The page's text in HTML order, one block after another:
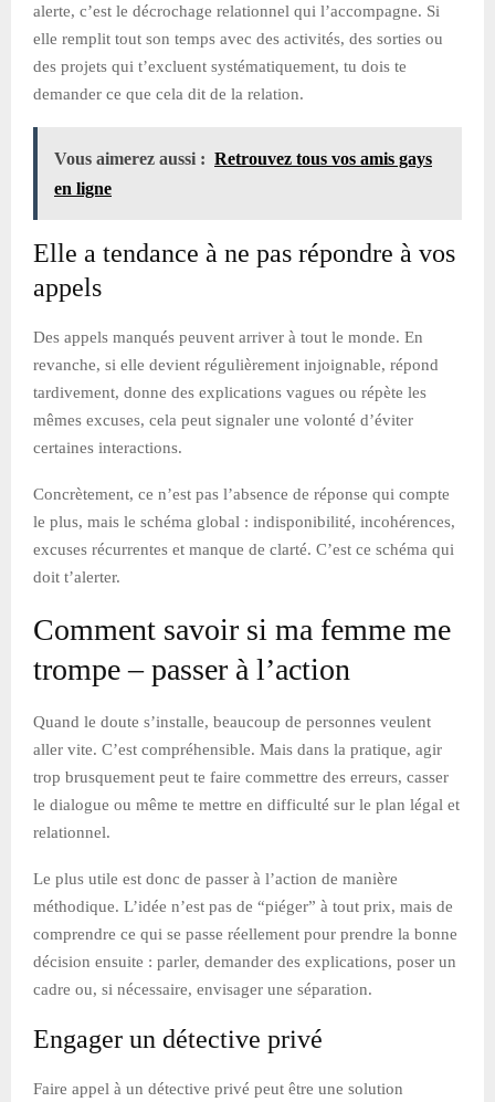
alerte, c’est le décrochage relationnel qui l’accompagne. Si
elle remplit tout son temps avec des activités, des sorties ou
des projets qui t’excluent systématiquement, tu dois te
demander ce que cela dit de la relation.
Vous aimerez aussi : Retrouvez tous vos amis gays
en ligne
Elle a tendance à ne pas répondre à vos
appels
Des appels manqués peuvent arriver à tout le monde. En
revanche, si elle devient régulièrement injoignable, répond
tardivement, donne des explications vagues ou répète les
mêmes excuses, cela peut signaler une volonté d’éviter
certaines interactions.
Concrètement, ce n’est pas l’absence de réponse qui compte
le plus, mais le schéma global : indisponibilité, incohérences,
excuses récurrentes et manque de clarté. C’est ce schéma qui
doit t’alerter.
Comment savoir si ma femme me
trompe – passer à l’action
Quand le doute s’installe, beaucoup de personnes veulent
aller vite. C’est compréhensible. Mais dans la pratique, agir
trop brusquement peut te faire commettre des erreurs, casser
le dialogue ou même te mettre en difficulté sur le plan légal et
relationnel.
Le plus utile est donc de passer à l’action de manière
méthodique. L’idée n’est pas de “piéger” à tout prix, mais de
comprendre ce qui se passe réellement pour prendre la bonne
décision ensuite : parler, demander des explications, poser un
cadre ou, si nécessaire, envisager une séparation.
Engager un détective privé
Faire appel à un détective privé peut être une solution